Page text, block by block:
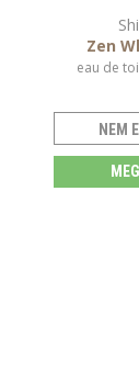
Zen
eau de
NEM